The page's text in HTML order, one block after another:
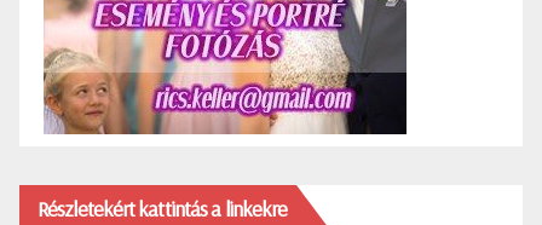
Részletekért kattintás a linkekre